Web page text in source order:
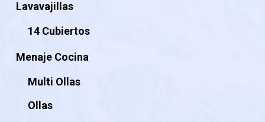
Lavavajillas
14 Cubiertos
Menaje Cocina
Multi Ollas
Ollas